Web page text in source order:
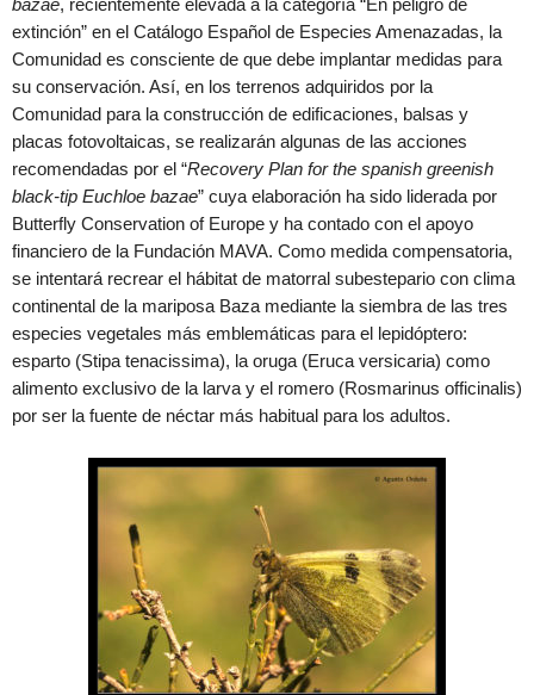
bazae, recientemente elevada a la categoría “En peligro de
extinción” en el Catálogo Español de Especies Amenazadas, la
Comunidad es consciente de que debe implantar medidas para
su conservación. Así, en los terrenos adquiridos por la
Comunidad para la construcción de edificaciones, balsas y
placas fotovoltaicas, se realizarán algunas de las acciones
recomendadas por el “Recovery Plan for the spanish greenish
black-tip Euchloe bazae” cuya elaboración ha sido liderada por
Butterfly Conservation of Europe y ha contado con el apoyo
financiero de la Fundación MAVA. Como medida compensatoria,
se intentará recrear el hábitat de matorral subestepario con clima
continental de la mariposa Baza mediante la siembra de las tres
especies vegetales más emblemáticas para el lepidóptero:
esparto (Stipa tenacissima), la oruga (Eruca versicaria) como
alimento exclusivo de la larva y el romero (Rosmarinus officinalis)
por ser la fuente de néctar más habitual para los adultos.